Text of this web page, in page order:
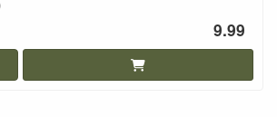
9.99